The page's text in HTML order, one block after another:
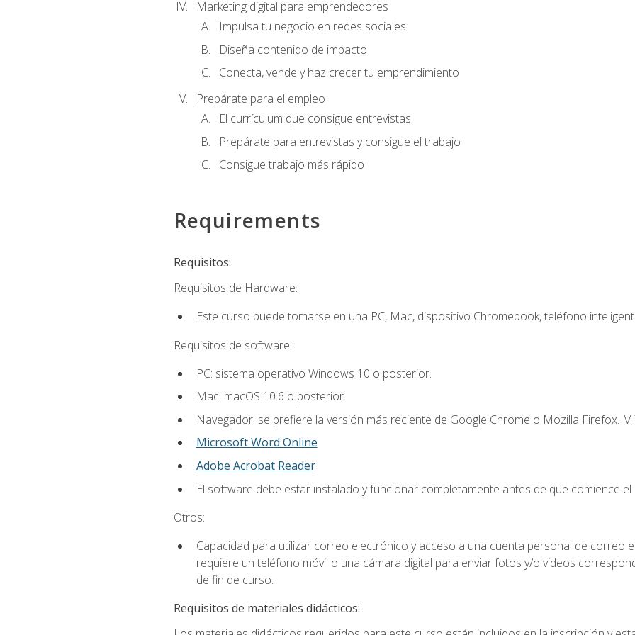
Marketing digital para emprendedores
Impulsa tu negocio en redes sociales
Diseña contenido de impacto
Conecta, vende y haz crecer tu emprendimiento
Prepárate para el empleo
El currículum que consigue entrevistas
Prepárate para entrevistas y consigue el trabajo
Consigue trabajo más rápido
Requirements
Requisitos:
Requisitos de Hardware:
Este curso puede tomarse en una PC, Mac, dispositivo Chromebook, teléfono
Requisitos de software:
PC: sistema operativo Windows 10 o posterior.
Mac: macOS 10.6 o posterior.
Navegador: se prefiere la versión más reciente de Google Chrome o Mozilla Firefox.
Microsoft Word Online
Adobe Acrobat Reader
El software debe estar instalado y funcionar completamente antes de que comience el
Otros:
Capacidad para utilizar correo electrónico y acceso a una cuenta personal de correo
requiere un teléfono móvil o una cámara digital para enviar fotos y/o videos
de fin de curso.
Requisitos de materiales didácticos: